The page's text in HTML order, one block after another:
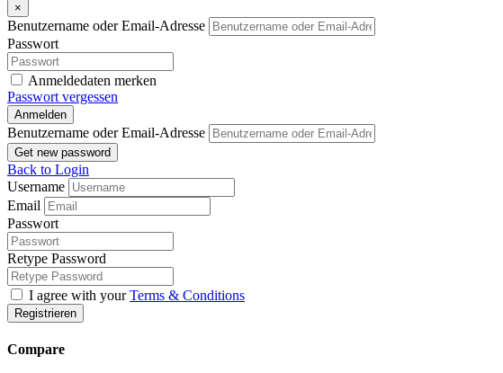
×
Benutzername oder Email-Adresse
Passwort
Anmeldedaten merken
Passwort vergessen
Anmelden
Benutzername oder Email-Adresse
Get new password
Back to Login
Username
Email
Passwort
Retype Password
I agree with yourTerms & Conditions
Registrieren
Compare